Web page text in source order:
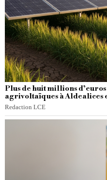
Plus de huit millions
agrivoltaïques à Aldealices
Redaction LCE